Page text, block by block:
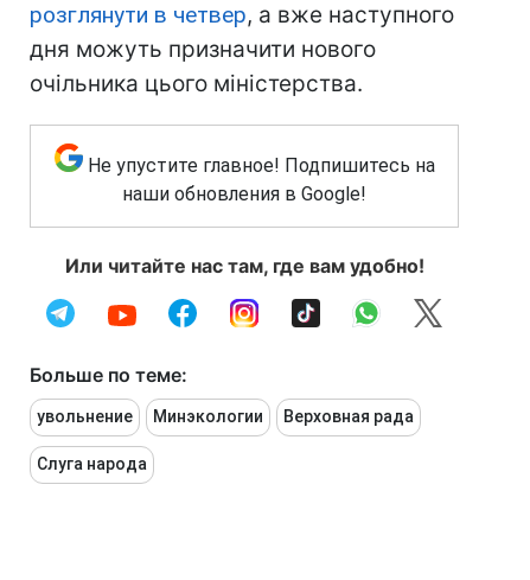
розглянути в четвер, а вже наступного
дня можуть призначити нового
очільника цього міністерства.
Не упустите главное! Подпишитесь на
наши обновления в Google!
Или читайте нас там, где вам удобно!
Больше по теме:
увольнение Минэкологии Верховная рада
Слуга народа